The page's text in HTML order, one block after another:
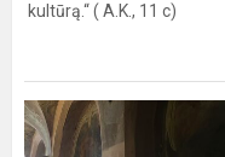
kultūrą.“ ( A.K., 11 c)